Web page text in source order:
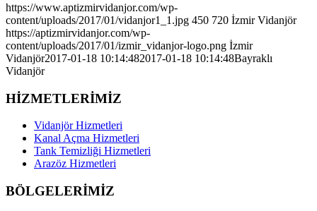
https://www.aptizmirvidanjor.com/wp-
content/uploads/2017/01/vidanjor1_1.jpg 450 720 İzmir Vidanjör
https://aptizmirvidanjor.com/wp-
content/uploads/2017/01/izmir_vidanjor-logo.png İzmir
Vidanjör2017-01-18 10:14:482017-01-18 10:14:48Bayraklı
Vidanjör
HİZMETLERİMİZ
Vidanjör Hizmetleri
Kanal Açma Hizmetleri
Tank Temizliği Hizmetleri
Arazöz Hizmetleri
BÖLGELERİMİZ